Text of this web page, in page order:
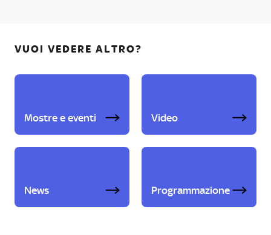
VUOI VEDERE ALTRO?
Mostre e eventi Video
News Programmazione